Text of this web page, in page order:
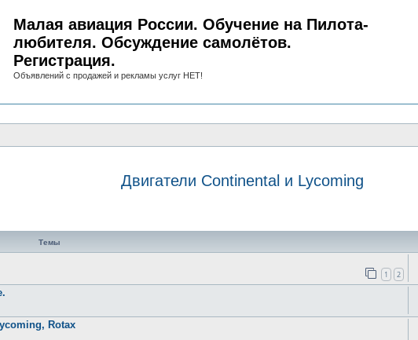
Малая авиация России. Обучение на Пилота-
любителя. Обсуждение самолётов.
Регистрация.
Объявлений с продажей и рекламы услуг НЕТ!
Двигатели Continental и Lycoming
Темы
1 2
Rotax